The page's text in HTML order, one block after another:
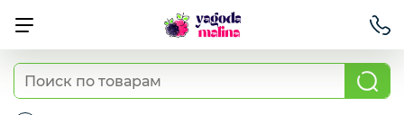
Ягода свежая